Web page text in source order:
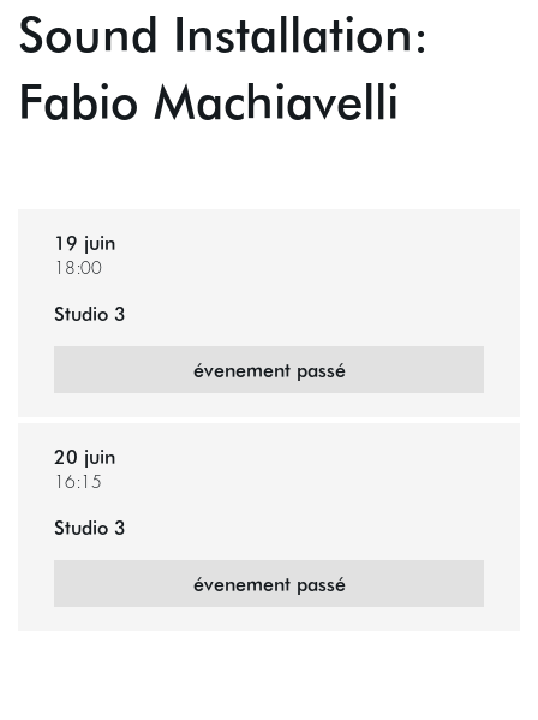
Sound Installation:
Fabio Machiavelli
19 juin
18:00
Studio 3
évenement passé
20 juin
16:15
Studio 3
évenement passé